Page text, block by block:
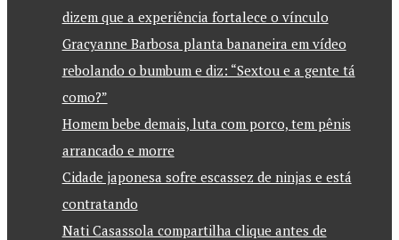
dizem que a experiência fortalece o vínculo
Gracyanne Barbosa planta bananeira em vídeo
rebolando o bumbum e diz: “Sextou e a gente tá
como?”
Homem bebe demais, luta com porco, tem pênis
arrancado e morre
Cidade japonesa sofre escassez de ninjas e está
contratando
Nati Casassola compartilha clique antes de